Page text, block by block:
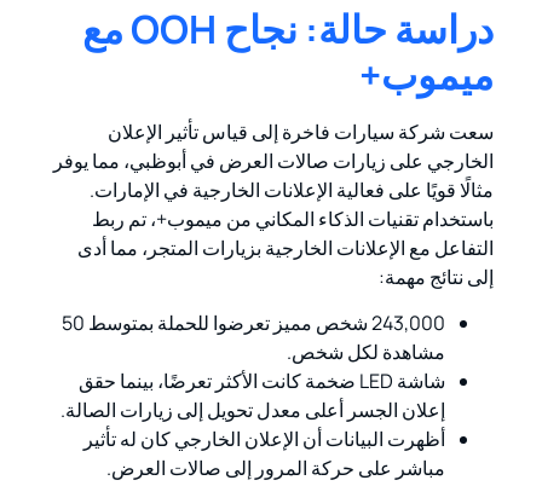
دراسة حالة: نجاح OOH مع
ميموب+
سعت شركة سيارات فاخرة إلى قياس تأثير الإعلان
الخارجي على زيارات صالات العرض في أبوظبي، مما يوفر
مثالًا قويًا على فعالية الإعلانات الخارجية في الإمارات.
باستخدام تقنيات الذكاء المكاني من ميموب+، تم ربط
التفاعل مع الإعلانات الخارجية بزيارات المتجر، مما أدى
إلى نتائج مهمة:
243,000 شخص مميز تعرضوا للحملة بمتوسط 50
مشاهدة لكل شخص.
شاشة LED ضخمة كانت الأكثر تعرضًا، بينما حقق
إعلان الجسر أعلى معدل تحويل إلى زيارات الصالة.
أظهرت البيانات أن الإعلان الخارجي كان له تأثير
مباشر على حركة المرور إلى صالات العرض.